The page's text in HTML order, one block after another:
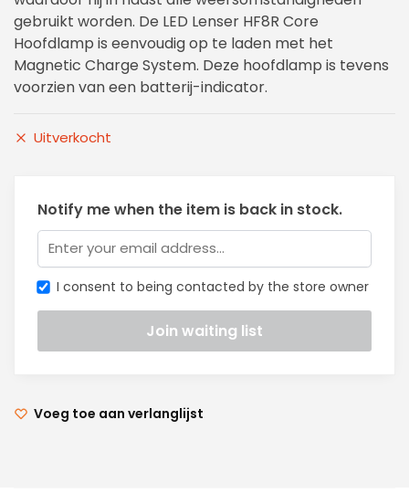
gebruikt worden. De LED Lenser HF8R Core
Hoofdlamp is eenvoudig op te laden met het
Magnetic Charge System. Deze hoofdlamp is tevens
voorzien van een batterij-indicator.
Uitverkocht
Notify me when the item is back in stock.
I consent to being contacted by the store owner
Voeg toe aan verlanglijst